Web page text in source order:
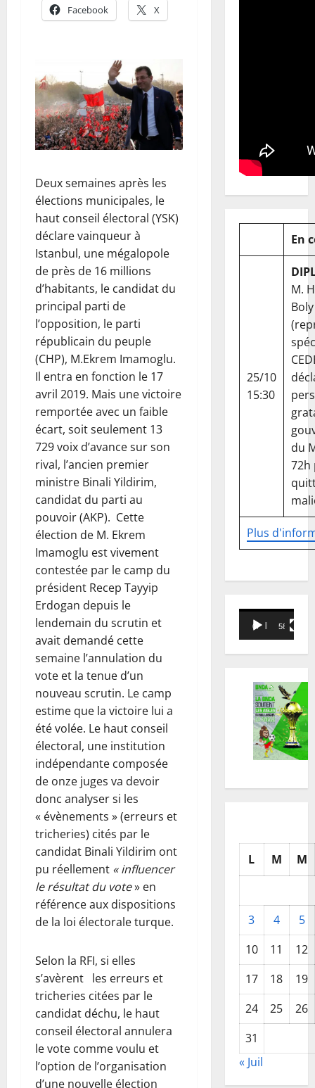
Facebook X
Deux semaines après les
élections municipales, le
haut conseil électoral (YSK)
déclare vainqueur à
Istanbul, une mégalopole
de près de 16 millions
d’habitants, le candidat du
principal parti de
l’opposition, le parti
républicain du peuple
(CHP), M.Ekrem Imamoglu.
Il entra en fonction le 17
avril 2019. Mais une victoire
remportée avec un faible
écart, soit seulement 13
729 voix d’avance sur son
rival, l’ancien premier
ministre Binali Yildirim,
candidat du parti au
pouvoir (AKP). Cette
élection de M. Ekrem
Imamoglu est vivement
contestée par le camp du
président Recep Tayyip
Erdogan depuis le
lendemain du scrutin et
avait demandé cette
semaine l’annulation du
vote et la tenue d’un
nouveau scrutin. Le camp
estime que la victoire lui a
été volée. Le haut conseil
électoral, une institution
indépendante composée
de onze juges va devoir
donc analyser si les
« évènements » (erreurs et
tricheries) cités par le
candidat Binali Yildirim ont
pu réellement « influencer
le résultat du vote» en
référence aux dispositions
de la loi électorale turque.
Selon la RFI, si elles
s’avèrent les erreurs et
tricheries citées par le
candidat déchu, le haut
conseil électoral annulera
le vote comme voulu et
l’option de l’organisation
d’une nouvelle élection
En
Plus
25/10
15:30
M.
Boly
du
72h
Lecteur
vidéo
00:00 58:18
L M M
3 4
5
10
11
12
17
18
19
24
25
26
31
« Juil